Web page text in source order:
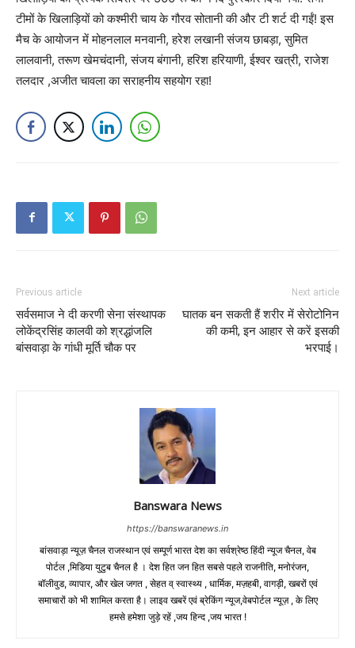
टीमों के खिलाड़ियों को कश्मीरी चाय के गौरव सोतानी की और टी शर्ट दी गईं! इस
मैच के आयोजन में मोहनलाल मनवानी, हरेश लखानी संजय छाबड़ा, सुमित
लालवानी, तरूण खेमचंदानी, संजय बंगानी, हरिश हरियाणी, ईश्वर खत्री, राजेश
तलदार ,अजीत चावला का सराहनीय सहयोग रहा!
Previous article
सर्वसमाज ने दी करणी सेना संस्थापक
लोकेंद्रसिंह कालवी को श्रद्धांजलि
बांसवाड़ा के गांधी मूर्ति चौक पर
Next article
घातक बन सकती हैं शरीर में सेरोटोनिन
की कमी, इन आहार से करें इसकी
भरपाई।
Banswara News
https://banswaranews.in
बांसवाड़ा न्यूज़ चैनल राजस्थान एवं सम्पूर्ण भारत देश का सर्वश्रेष्ठ हिंदी न्‍यूज चैनल, वेब
पोर्टल ,मिडिया युटुब चैनल है । देश हित जन हित सबसे पहले राजनीति, मनोरंजन,
बॉलीवुड, व्यापार, और खेल जगत , सेहत व् स्वास्थ्य , धार्मिक, मज़हबी, वागड़ी, खबरों एवं
समाचारों को भी शामिल करता है। लाइव खबरें एवं ब्रेकिंग न्यूज,वेबपोर्टल न्यूज़ , के लिए
हमसे हमेशा जुड़े रहें ,जय हिन्द ,जय भारत !